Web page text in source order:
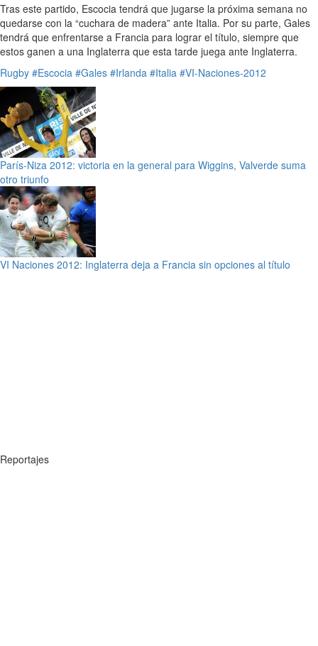
Tras este partido, Escocia tendrá que jugarse la próxima semana no
quedarse con la “cuchara de madera” ante Italia. Por su parte, Gales
tendrá que enfrentarse a Francia para lograr el título, siempre que
estos ganen a una Inglaterra que esta tarde juega ante Inglaterra.
Rugby #Escocia #Gales #Irlanda #Italia #VI-Naciones-2012
París-Niza 2012: victoria en la general para Wiggins, Valverde suma
otro triunfo
VI Naciones 2012: Inglaterra deja a Francia sin opciones al título
Reportajes